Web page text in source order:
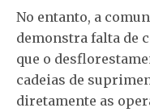
No entanto, a
demonstra falta de
que o
cadeias de
diretamente as